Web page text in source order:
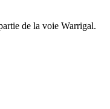
de la voie Warrigal.